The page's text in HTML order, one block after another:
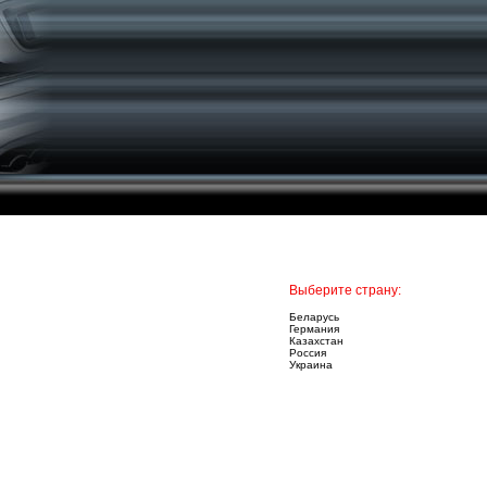
Выберите страну:
Беларусь
Германия
Казахстан
Россия
Украина